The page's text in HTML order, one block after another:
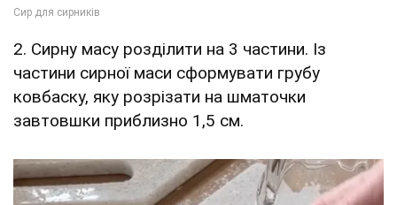
2. Сирну масу розділити на 3 частини. Із
частини сирної маси сформувати грубу
ковбаску, яку розрізати на шматочки
завтовшки приблизно 1,5 см.